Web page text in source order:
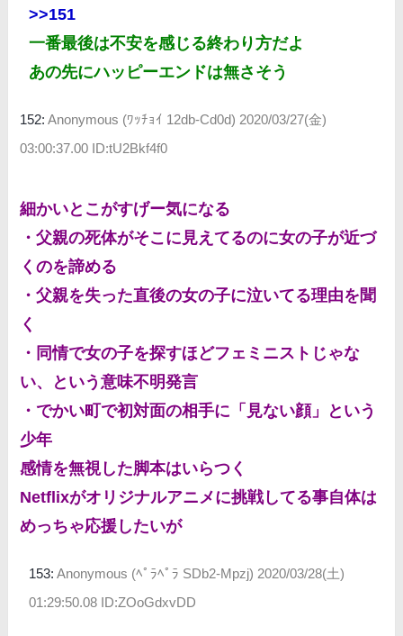
>>151
一番最後は不安を感じる終わり方だよ
あの先にハッピーエンドは無さそう
152:Anonymous (ﾜｯﾁｮｲ 12db-Cd0d) 2020/03/27(金)
03:00:37.00 ID:tU2Bkf4f0
細かいとこがすげー気になる
・父親の死体がそこに見えてるのに女の子が近づ
くのを諦める
・父親を失った直後の女の子に泣いてる理由を聞
く
・同情で女の子を探すほどフェミニストじゃな
い、という意味不明発言
・でかい町で初対面の相手に「見ない顔」という
少年
感情を無視した脚本はいらつく
Netflixがオリジナルアニメに挑戦してる事自体は
めっちゃ応援したいが
153:Anonymous (ﾍﾟﾗﾍﾟﾗ SDb2-Mpzj) 2020/03/28(土)
01:29:50.08 ID:ZOoGdxvDD